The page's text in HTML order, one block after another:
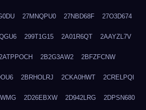
27MNQPU0 27NBD68F 27O3D674
299T1G15 2A01R6QT 2AAYZL7V
2ATPPOCH 2B2G3AW2 2BFZFCNW
2BRHOLRJ 2CKA0HWT 2CRELPQI
2D26EBXW 2D942LRG 2DPSN680